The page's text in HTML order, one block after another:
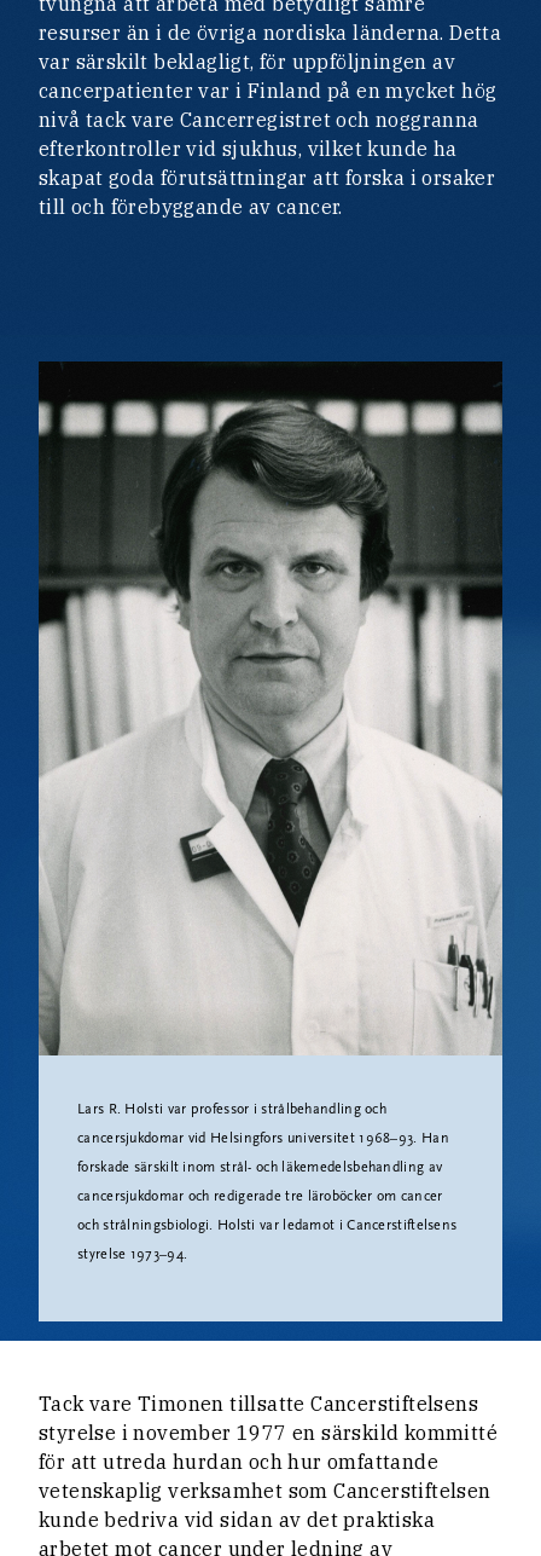
resurser än i de övriga nordiska länderna. Detta
var särskilt beklagligt, för uppföljningen av
cancerpatienter var i Finland på en mycket hög
nivå tack vare Cancerregistret och noggranna
efterkontroller vid sjukhus, vilket kunde ha
skapat goda förutsättningar att forska i orsaker
till och förebyggande av cancer.
Lars R. Holsti var professor i strålbehandling och
cancersjukdomar vid Helsingfors universitet 1968–93. Han
forskade särskilt inom strål- och läkemedelsbehandling av
cancersjukdomar och redigerade tre läroböcker om cancer
och strålningsbiologi. Holsti var ledamot i Cancerstiftelsens
styrelse 1973–94.
Tack vare Timonen tillsatte Cancerstiftelsens
styrelse i november 1977 en särskild kommitté
för att utreda hurdan och hur omfattande
vetenskaplig verksamhet som Cancerstiftelsen
kunde bedriva vid sidan av det praktiska
arbetet mot cancer under ledning av